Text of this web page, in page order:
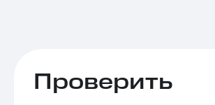
Проверить